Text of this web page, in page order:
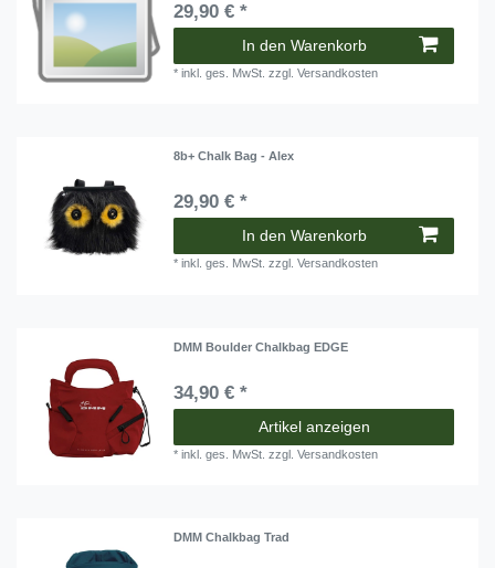
29,90 € *
In den Warenkorb
*inkl. ges. MwSt. zzgl.Versandkosten
8b+ Chalk Bag - Alex
29,90 € *
In den Warenkorb
*inkl. ges. MwSt. zzgl.Versandkosten
DMM Boulder Chalkbag EDGE
34,90 € *
Artikel anzeigen
*inkl. ges. MwSt. zzgl.Versandkosten
DMM Chalkbag Trad